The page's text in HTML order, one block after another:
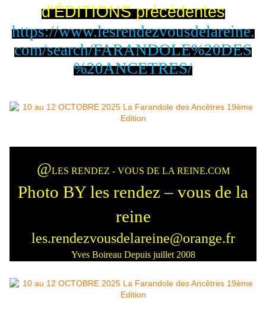
d’ÉDITIONS précédentes
https://www.lesrendezvousdelareine.
com/search/FARANDOLE%20DES
%20ANCETRES/
@LES RENDEZ - VOUS DE LA REINE.COM
Photo BY les rendez – vous de la
reine
les.rendezvousdelareine@orange.fr
Yves Boireau Depuis juillet 2008